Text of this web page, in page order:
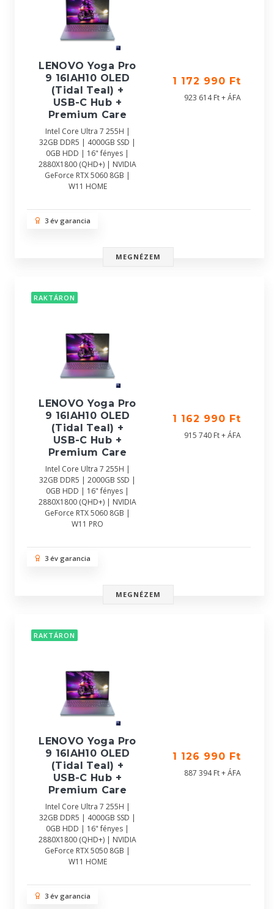
LENOVO Yoga Pro
9 16IAH10 OLED
(Tidal Teal) +
USB-C Hub +
Premium Care
Intel Core Ultra 7 255H |
32GB DDR5 | 4000GB SSD |
0GB HDD | 16" fényes |
2880X1800 (QHD+) | NVIDIA
GeForce RTX 5060 8GB |
W11 HOME
1 172 990 Ft
923 614 Ft + ÁFA
3 év garancia
MEGNÉZEM
RAKTÁRON
LENOVO Yoga Pro
9 16IAH10 OLED
(Tidal Teal) +
USB-C Hub +
Premium Care
Intel Core Ultra 7 255H |
32GB DDR5 | 2000GB SSD |
0GB HDD | 16" fényes |
2880X1800 (QHD+) | NVIDIA
GeForce RTX 5060 8GB |
W11 PRO
1 162 990 Ft
915 740 Ft + ÁFA
3 év garancia
MEGNÉZEM
RAKTÁRON
LENOVO Yoga Pro
9 16IAH10 OLED
(Tidal Teal) +
USB-C Hub +
Premium Care
Intel Core Ultra 7 255H |
32GB DDR5 | 4000GB SSD |
0GB HDD | 16" fényes |
2880X1800 (QHD+) | NVIDIA
GeForce RTX 5050 8GB |
W11 HOME
1 126 990 Ft
887 394 Ft + ÁFA
3 év garancia